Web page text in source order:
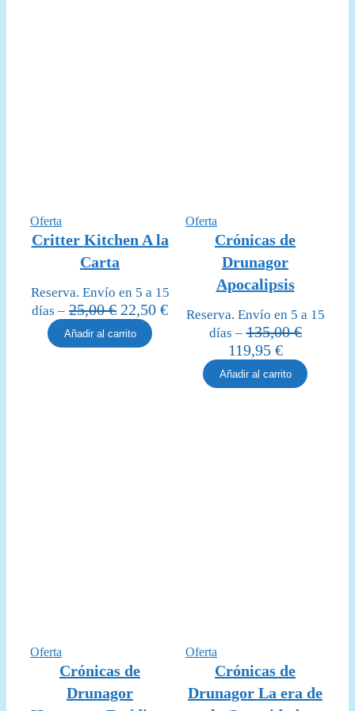
Oferta
en
oferta
Critter Kitchen A la
Carta
Reserva. Envío en 5 a 15
días – 25,00€ El
precio
original
22,50 €El
22,50 €.
Añadir al carrito
Oferta
en
oferta
Crónicas de
Drunagor
Apocalipsis
Reserva. Envío en 5 a 15
días – 135,00€
El
precio
original
119,95 €El
precio
actual
Añadir al carrito
Oferta
en
oferta
Crónicas de
Drunagor
Oferta
en
oferta
Crónicas de
Drunagor La era de